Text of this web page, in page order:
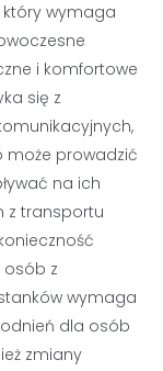
wymaga
i komfortowe
się z
może prowadzić
na ich
z transportu
z
wymaga
dla osób
zmiany